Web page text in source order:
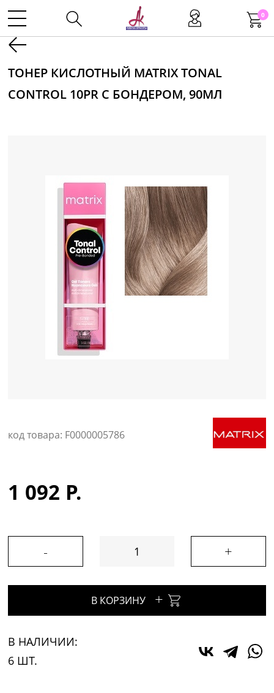
0
Инструменты
Макияж
Маникюр
Одноразовая продукция
Уход за кожей
ТОНЕР КИСЛОТНЫЙ MATRIX TONAL
CONTROL 10PR С БОНДЕРОМ, 90МЛ
код товара: F0000005786
1 092 Р.
- +
В КОРЗИНУ +
В НАЛИЧИИ:
6 ШТ.